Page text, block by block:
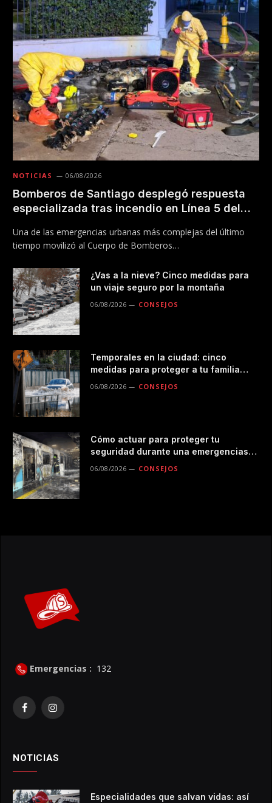
NOTICIAS 06/08/2026
Bomberos de Santiago desplegó respuesta
especializada tras incendio en Línea 5 del
Una de las emergencias urbanas más complejas del último
tiempo movilizó al Cuerpo de Bomberos…
¿Vas a la nieve? Cinco medidas para
un viaje seguro por la montaña
06/08/2026 CONSEJOS
Temporales en la ciudad: cinco
medidas para proteger a tu familia
durante las lluvias
06/08/2026 CONSEJOS
Cómo actuar para proteger tu
seguridad durante una emergencias
en el transporte público
06/08/2026 CONSEJOS
Emergencias : 132
FacebookInstagram
NOTICIAS
Especialidades que salvan vidas: así